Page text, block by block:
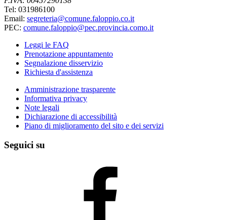
Tel: 031986100
Email: segreteria@comune.faloppio.co.it
PEC: comune.faloppio@pec.provincia.como.it
Leggi le FAQ
Prenotazione appuntamento
Segnalazione disservizio
Richiesta d'assistenza
Amministrazione trasparente
Informativa privacy
Note legali
Dichiarazione di accessibilità
Piano di miglioramento del sito e dei servizi
Seguici su